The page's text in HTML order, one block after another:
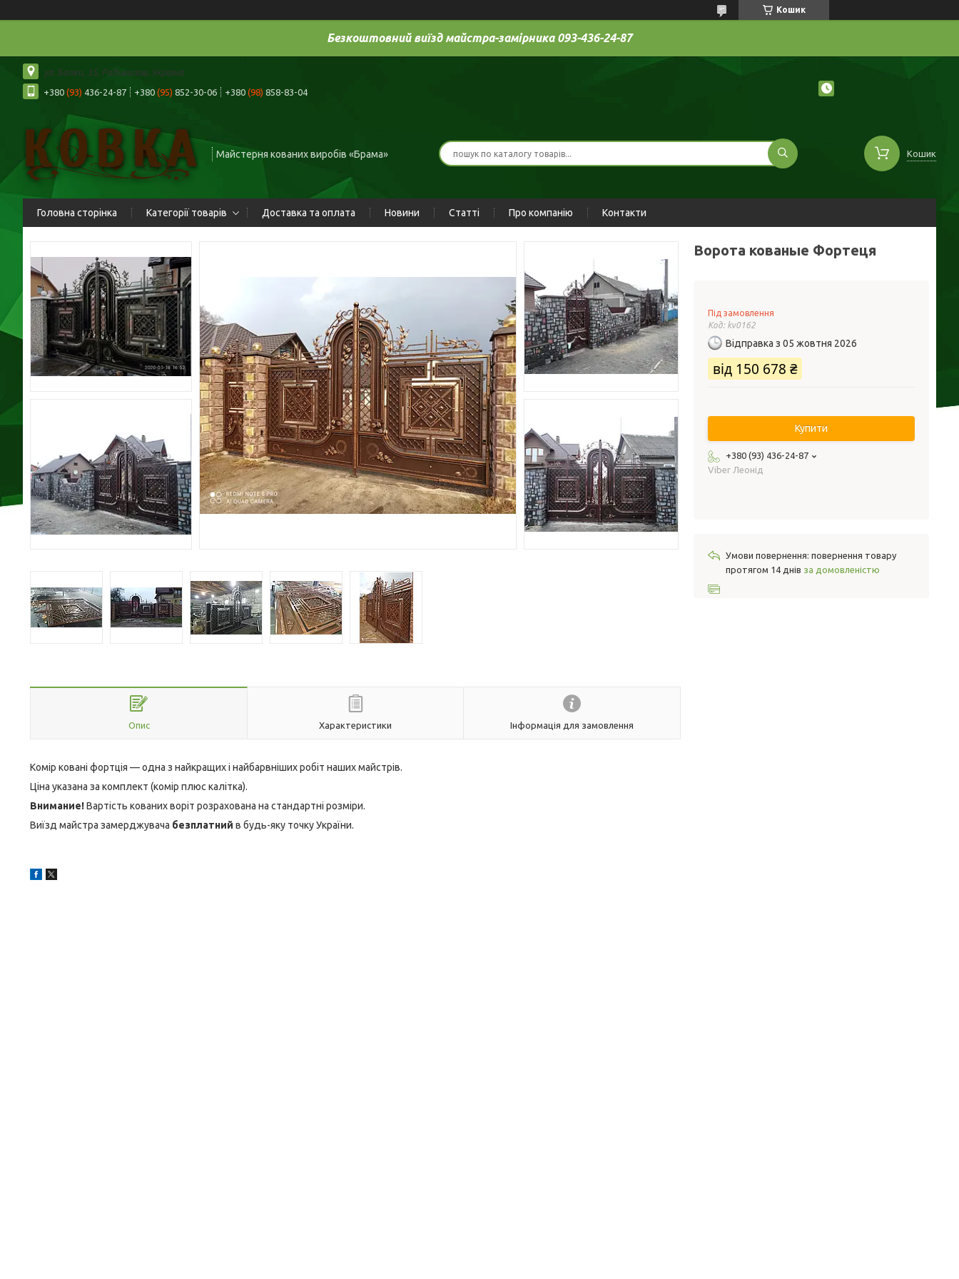
Кошик
Безкоштовний виїзд майстра-замірника 093-436-24-87
ул. Балки, 35, Радивилов, Україна
+380 (93) 436-24-87 +380 (95) 852-30-06 +380 (98) 858-83-04
Майстерня кованих виробів «Брама» Кошик
Головна сторінка Категорії товарів Доставка та оплата Новини Статті Про компанію Контакти
Опис Характеристики Інформація для замовлення
Комір ковані фортція — одна з найкращих і найбарвніших робіт наших майстрів.
Ціна указана за комплект (комір плюс калітка).
Внимание!Вартість кованих воріт розрахована на стандартні розміри.
Виїзд майстра замерджувача безплатний в будь-яку точку України.
Ворота кованые Фортеця
Під замовлення
Код: kv0162
Відправка з 05 жовтня 2026
від 150 678 ₴
Купити
+380 (93) 436-24-87
Viber Леонід
повернення товару
протягом 14 днів за домовленістю